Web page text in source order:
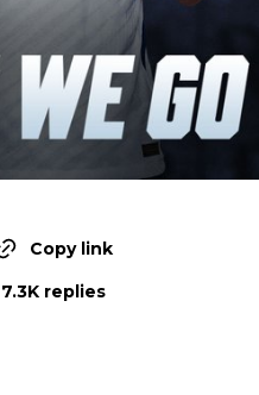
Copy link
replies